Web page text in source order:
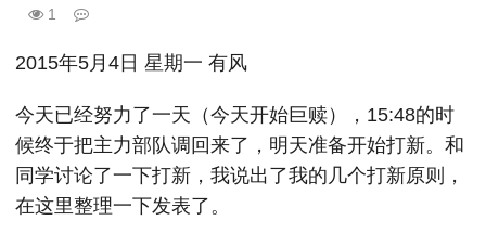
1
2015年5月4日 星期一 有风
今天已经努力了一天（今天开始巨赎），15:48的时
候终于把主力部队调回来了，明天准备开始打新。和
同学讨论了一下打新，我说出了我的几个打新原则，
在这里整理一下发表了。